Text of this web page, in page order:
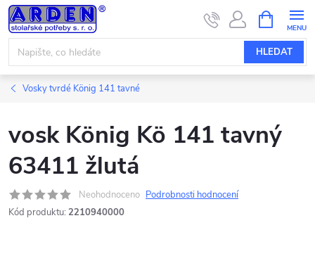
Přejít
na
obsah
HLEDAT
NÁKUPNÍ
KOŠÍK
Vosky tvrdé König 141 tavné
vosk König Kö 141 tavný
63411 žlutá
Neohodnoceno Podrobnosti hodnocení
Kód produktu: 2210940000